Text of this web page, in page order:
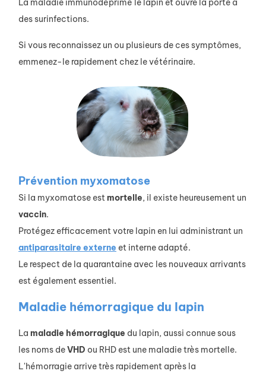
La maladie immunodéprimé le lapin et ouvre la porte à
des surinfections.
Si vous reconnaissez un ou plusieurs de ces symptômes,
emmenez-le rapidement chez le vétérinaire.
Prévention myxomatose
Si la myxomatose estmortelle, il existe heureusement un
vaccin.
Protégez efficacement votre lapin en lui administrant un
antiparasitaire externe et interne adapté.
Le respect de la quarantaine avec les nouveaux arrivants
est également essentiel.
Maladie hémorragique du lapin
La maladie hémorragique du lapin, aussi connue sous
les noms deVHD ou RHD est une maladie très mortelle.
L'hémorragie arrive très rapidement après la